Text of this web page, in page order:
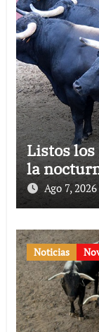
Listos los
la
Ago 7, 2026
Noticias